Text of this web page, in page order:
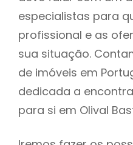
especialistas para
profissional e as
sua situação.
de imóveis em
dedicada a
para si em Olival